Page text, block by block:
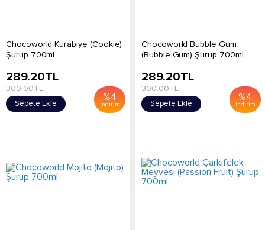
Chocoworld Kurabiye (Cookie)
Şurup 700ml
%4
İndirim
289.20TL
300.00TL
Sepete Ekle
Chocoworld Bubble Gum
(Bubble Gum) Şurup 700ml
%4
İndirim
289.20TL
300.00TL
Sepete Ekle